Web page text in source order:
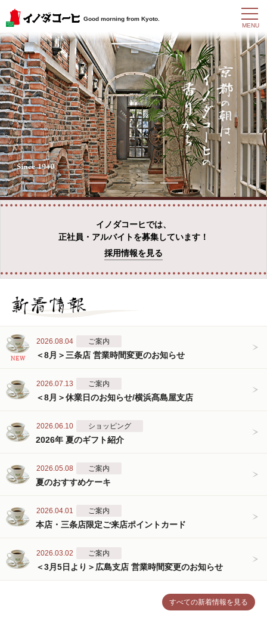
Good morning from Kyoto.
t
o
g
g
l
e
n
a
v
g
a
t
i
o
n
MENU
イノダコーヒでは、
正社員・アルバイトを募集しています！
採用情報を見る
すべての新着情報を見る
2026.08.04 ご案内
＜8月＞三条店 営業時間変更のお知らせ
2026.07.13 ご案内
＜8月＞休業日のお知らせ/横浜髙島屋支店
2026.06.10 ショッピング
2026年 夏のギフト紹介
2026.05.08 ご案内
夏のおすすめケーキ
2026.04.01 ご案内
本店・三条店限定ご来店ポイントカード
2026.03.02 ご案内
＜3月5日より＞広島支店 営業時間変更のお知らせ